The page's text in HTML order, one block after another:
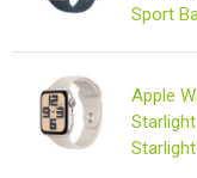
Sport
Apple